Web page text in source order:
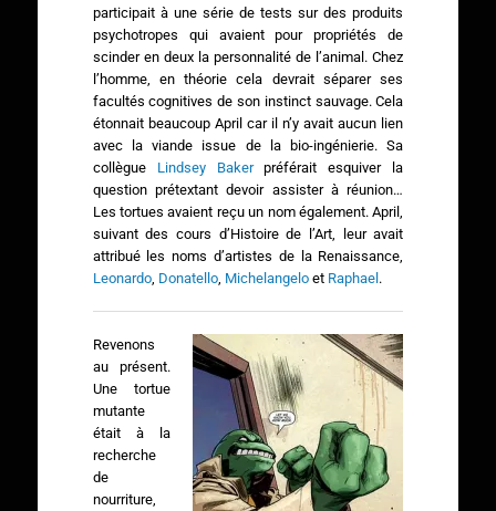
participait à une série de tests sur des produits
psychotropes qui avaient pour propriétés de
scinder en deux la personnalité de l’animal. Chez
l’homme, en théorie cela devrait séparer ses
facultés cognitives de son instinct sauvage. Cela
étonnait beaucoup April car il n’y avait aucun lien
avec la viande issue de la bio-ingénierie. Sa
collègue Lindsey Bakerpréférait esquiver la
question prétextant devoir assister à réunion…
Les tortues avaient reçu un nom également. April,
suivant des cours d’Histoire de l’Art, leur avait
attribué les noms d’artistes de la Renaissance,
Leonardo, Donatello, Michelangeloet Raphael.
Revenons
au présent.
Une tortue
mutante
était à la
recherche
de
nourriture,